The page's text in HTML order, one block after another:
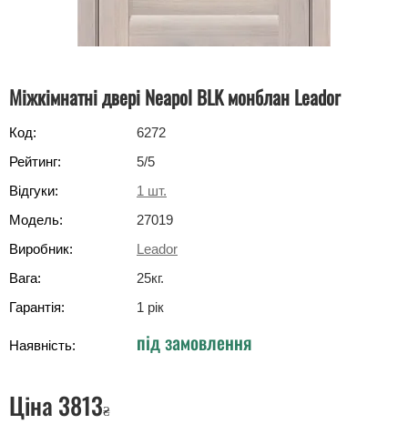
Міжкімнатні двері Neapol BLK монблан Leador
Код:
6272
Рейтинг:
5/5
Відгуки:
1 шт.
Модель:
27019
Виробник:
Leador
Вага:
25кг.
Гарантія:
1 рік
Наявність: під замовлення
Ціна 3813₴